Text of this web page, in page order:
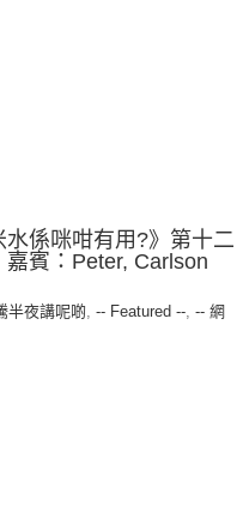
水係咪咁有用?》第十二
賓：Peter, Carlson
半夜講呢啲, -- Featured --, -- 網